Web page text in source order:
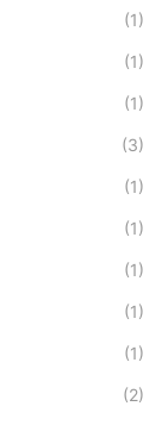
(1)
(1)
(1)
(3)
(1)
(1)
(1)
(1)
(1)
(2)